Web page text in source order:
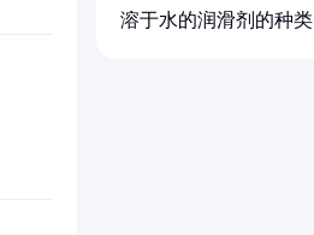
溶于水的润滑剂的种类